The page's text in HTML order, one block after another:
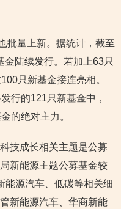
批量上新。据统计，截至
陆续发行。若加上63只
只新基金接连亮相。
行的121只新基金中，
的绝对主力。
技成长相关主题是公募
新能源主题公募基金较
能源汽车、低碳等相关细
新能源汽车、华商新能